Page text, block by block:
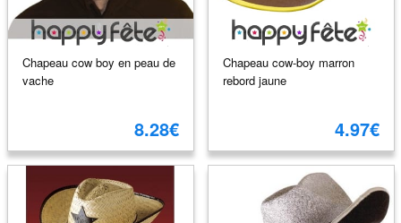
Chapeau cow boy en peau de
vache
8.28€
Chapeau cow-boy marron
rebord jaune
4.97€